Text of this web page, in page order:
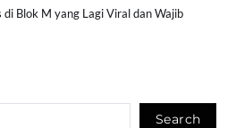
di Blok M yang Lagi Viral dan Wajib
Search